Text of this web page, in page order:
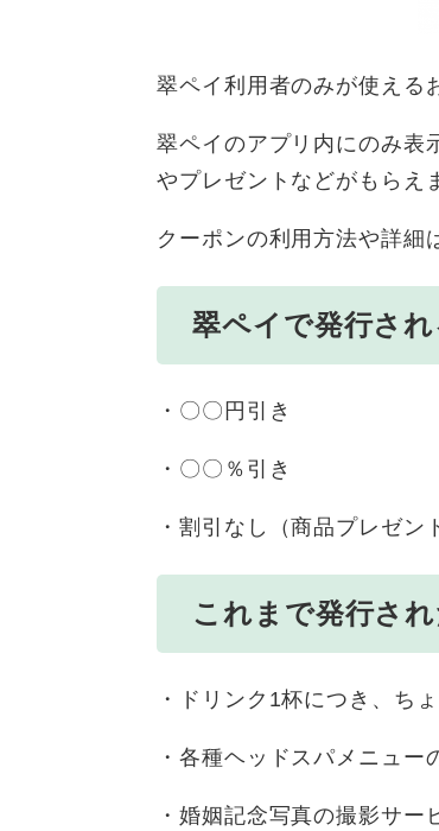
翠ペイ利用者のみが使える
翠ペイのアプリ内にのみ表
やプレゼントなどがもらえ
クーポンの利用方法や詳細
翠ペイで発行さ
・〇〇円引き
・〇〇％引き
・割引なし（商品プレゼン
これまで発行さ
・ドリンク1杯につき、ち
・各種ヘッドスパメニュー
・婚姻記念写真の撮影サー